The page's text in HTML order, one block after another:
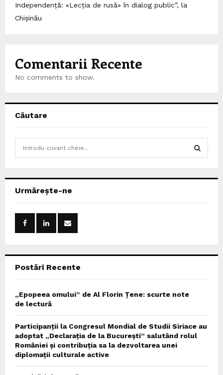
Independență: «Lecția de rusă» în dialog public”, la
Chișinău
Comentarii Recente
No comments to show.
Căutare
h
o
Urmărește-ne
Postări Recente
„Epopeea omului” de Al Florin Țene: scurte note
de lectură
Participanții la Congresul Mondial de Studii Siriace au
adoptat „Declarația de la București” salutând rolul
României și contribuția sa la dezvoltarea unei
diplomații culturale active